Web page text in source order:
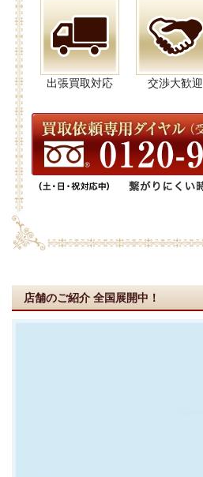
出張買取対応 交渉大歓迎
店舗のご紹介 全国展開中！